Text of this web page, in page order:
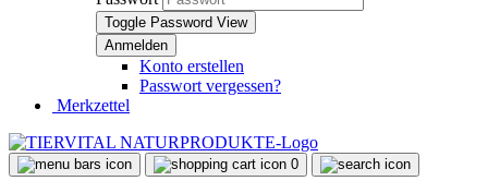
Toggle Password View
Konto erstellen
Passwort vergessen?
Merkzettel
0